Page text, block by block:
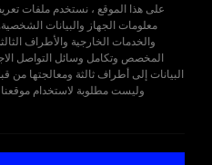
على هذا الموقع ، نستخدم ملفات
معلومات الجهاز والبيانات
والخدمات الخارجية والأطراف
المخصص وتكامل وسائل التواصل
البيانات إلى أطراف ثالثة ومعالجتها من
وليست مطلوبة لاستخدام